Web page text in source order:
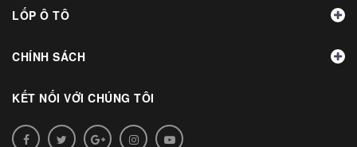
LỐP Ô TÔ
CHÍNH SÁCH
KẾT NỐI VỚI CHÚNG TÔI